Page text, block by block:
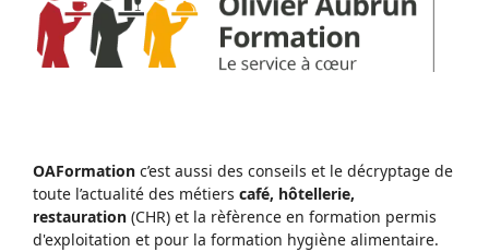
OAFormation c’est aussi des conseils et le décryptage de
toute l’actualité des métiers café, hôtellerie,
restauration (CHR) et la rèfèrence en formation permis
d'exploitation et pour la formation hygiène alimentaire.